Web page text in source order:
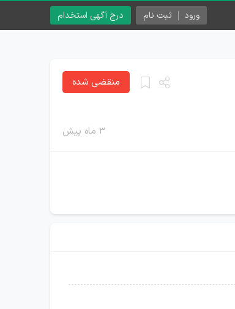
درج آگهی استخدام ورود ثبت نام
۳ ماه پیش
منقضی شده